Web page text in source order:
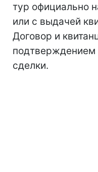
тур официально
или с выдачей
Договор и
подтверждением
сделки.